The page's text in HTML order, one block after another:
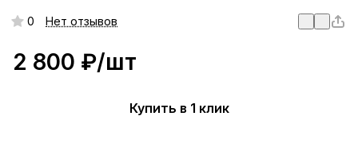
0 Нет отзывов
2 800 ₽/шт
Купить в 1 клик